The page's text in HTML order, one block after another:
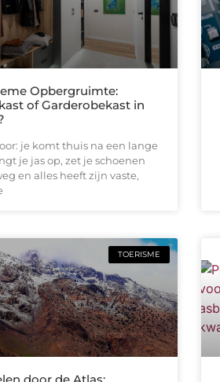
Opbergruimte:
of Garderobekast in
je komt thuis na een lange
je jas op, zet je schoenen
en alles heeft zijn vaste,
TOERISME